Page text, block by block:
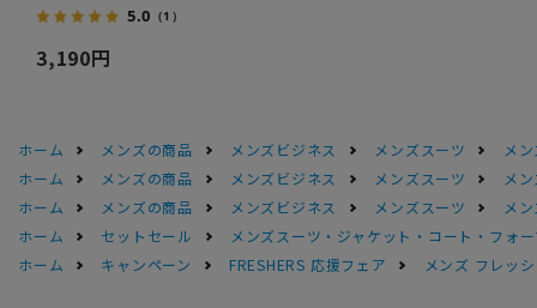
5.0 （1）
3,190円
ホーム メンズの商品 メンズビジネス メンズスーツ
メ
ホーム
メンズの商品 メンズビジネス メンズスーツ
メ
ホーム
メンズの商品 メンズビジネス メンズスーツ
メ
ホーム
セットセール
メンズスーツ・ジャケット・コート・フォ
ホーム
キャンペーン FRESHERS 応援フェア メンズ フレッ